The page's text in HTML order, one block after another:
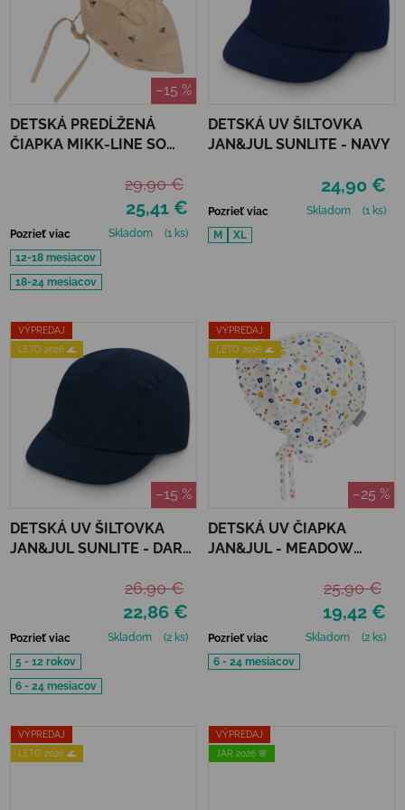
–15 %
DETSKÁ PREDĹŽENÁ
ČIAPKA MIKK-LINE SO
25,41 €
29,90 €
Pozrieť viac Skladom
(1 ks)
12-18 mesiacov
18-24 mesiacov
DETSKÁ UV ŠILTOVKA
JAN&JUL SUNLITE - NAVY
24,90 €
Pozrieť viac Skladom
(1 ks)
M
XL
VÝPREDAJ
LETO 2026 🌊
–15 %
DETSKÁ UV ŠILTOVKA
JAN&JUL SUNLITE - DARK
22,86 €
26,90 €
Pozrieť viac Skladom
(2 ks)
5 - 12 rokov
6 - 24 mesiacov
VÝPREDAJ
LETO 2026 🌊
–25 %
DETSKÁ UV ČIAPKA
JAN&JUL - MEADOW
19,42 €
25,90 €
Pozrieť viac Skladom
(2 ks)
6 - 24 mesiacov
VÝPREDAJ
LETO 2026 🌊
VÝPREDAJ
JAR 2026 🌸